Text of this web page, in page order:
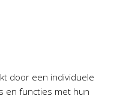
door een individuele
en functies met hun